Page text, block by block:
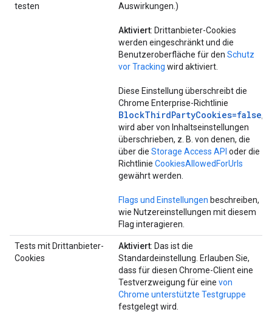
testen
Auswirkungen.)
Aktiviert: Drittanbieter-Cookies
werden eingeschränkt und die
Benutzeroberfläche für den Schutz
vor Tracking wird aktiviert.
Diese Einstellung überschreibt die
Chrome Enterprise-Richtlinie
BlockThirdPartyCookies=false,
wird aber von Inhaltseinstellungen
überschrieben, z. B. von denen, die
über die Storage Access API oder die
Richtlinie CookiesAllowedForUrls
gewährt werden.
Flags und Einstellungen beschreiben,
wie Nutzereinstellungen mit diesem
Flag interagieren.
Tests mit Drittanbieter-
Cookies
Aktiviert: Das ist die
Standardeinstellung. Erlauben Sie,
dass für diesen Chrome-Client eine
Testverzweigung für eine von
Chrome unterstützte Testgruppe
festgelegt wird.